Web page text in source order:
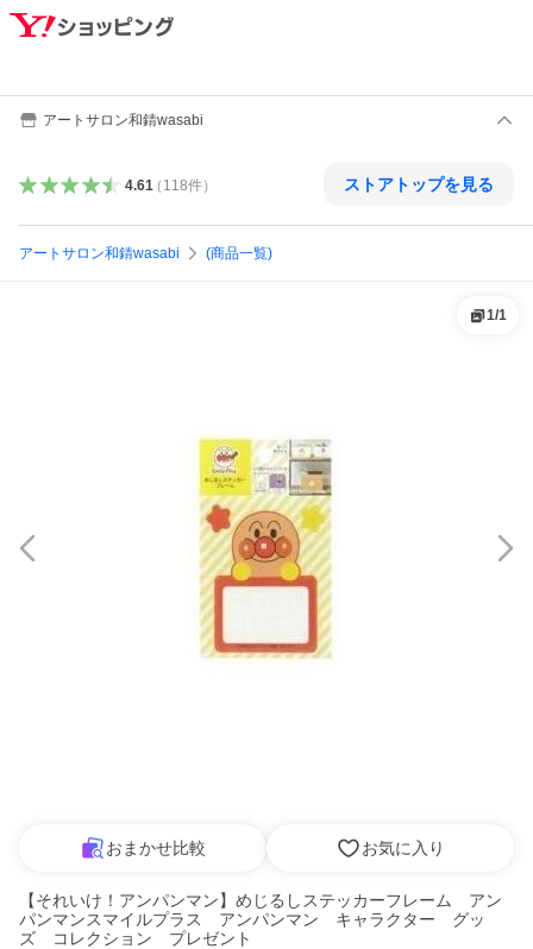
アートサロン和錆wasabi
4.61（ 118件） ストアトップを見る
アートサロン和錆wasabi (商品一覧)
1/1
おまかせ比較 お気に入り
【それいけ！アンパンマン】めじるしステッカーフレーム アン
パンマンスマイルプラス アンパンマン キャラクター グッ
ズ コレクション プレゼント